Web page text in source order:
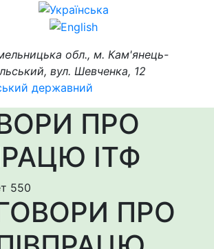
обл., м. Кам'янець-
вул. Шевченка, 12
ПРО
ІТФ
550
ПРО